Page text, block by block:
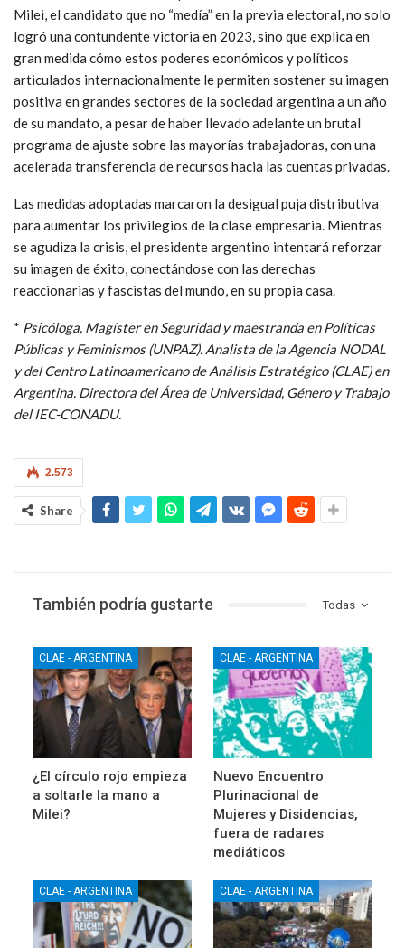
Milei, el candidato que no “medía” en la previa electoral, no solo
logró una contundente victoria en 2023, sino que explica en
gran medida cómo estos poderes económicos y políticos
articulados internacionalmente le permiten sostener su imagen
positiva en grandes sectores de la sociedad argentina a un año
de su mandato, a pesar de haber llevado adelante un brutal
programa de ajuste sobre las mayorías trabajadoras, con una
acelerada transferencia de recursos hacia las cuentas privadas.
Las medidas adoptadas marcaron la desigual puja distributiva
para aumentar los privilegios de la clase empresaria. Mientras
se agudiza la crisis, el presidente argentino intentará reforzar
su imagen de éxito, conectándose con las derechas
reaccionarias y fascistas del mundo, en su propia casa.
* Psicóloga, Magíster en Seguridad y maestranda en Políticas
Públicas y Feminismos (UNPAZ). Analista de la Agencia NODAL
y del Centro Latinoamericano de Análisis Estratégico (CLAE) en
Argentina. Directora del Área de Universidad, Género y Trabajo
del IEC-CONADU.
2.573
Share
Todas
También podría gustarte
CLAE - ARGENTINA
¿El círculo rojo empieza
a soltarle la mano a
Milei?
CLAE - ARGENTINA
Nuevo Encuentro
Plurinacional de
Mujeres y Disidencias,
fuera de radares
mediáticos
CLAE - ARGENTINA CLAE - ARGENTINA